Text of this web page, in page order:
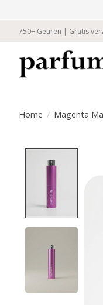
750+ Geuren | Gratis
Home / Magenta